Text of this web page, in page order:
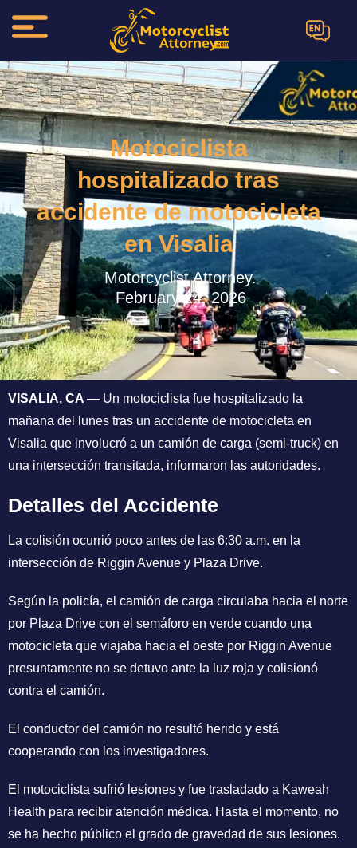
EN
Motociclista
hospitalizado tras
accidente de motocicleta
en Visalia
Motorcyclist Attorney.
February 24, 2026
VISALIA, CA — Un motociclista fue hospitalizado la
mañana del lunes tras un accidente de motocicleta en
Visalia que involucró a un camión de carga (semi-truck) en
una intersección transitada, informaron las autoridades.
Detalles del Accidente
La colisión ocurrió poco antes de las 6:30 a.m. en la
intersección de Riggin Avenue y Plaza Drive.
Según la policía, el camión de carga circulaba hacia el norte
por Plaza Drive con el semáforo en verde cuando una
motocicleta que viajaba hacia el oeste por Riggin Avenue
presuntamente no se detuvo ante la luz roja y colisionó
contra el camión.
El conductor del camión no resultó herido y está
cooperando con los investigadores.
El motociclista sufrió lesiones y fue trasladado a Kaweah
Health para recibir atención médica. Hasta el momento, no
se ha hecho público el grado de gravedad de sus lesiones.